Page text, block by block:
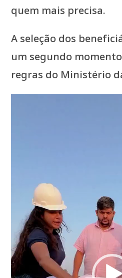
quem mais precisa.
A seleção dos
um segundo
regras do Ministério